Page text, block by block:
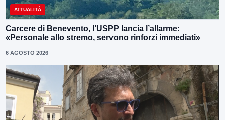
ATTUALITÀ
Carcere di Benevento, l’USPP lancia l’allarme:
«Personale allo stremo, servono rinforzi immediati»
6 AGOSTO 2026